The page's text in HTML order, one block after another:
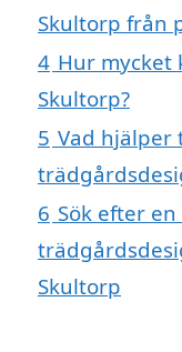
Skultorp från
4 Hur mycket
Skultorp?
5 Vad hjälper
6 Sök efter
Skultorp